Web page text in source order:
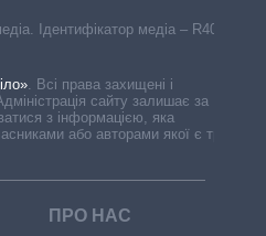
Ідентифікатор медіа – R40-
Всі права захищені і
сайту залишає за
з інформацією, яка
або авторами якої є треті
ПРО НАС